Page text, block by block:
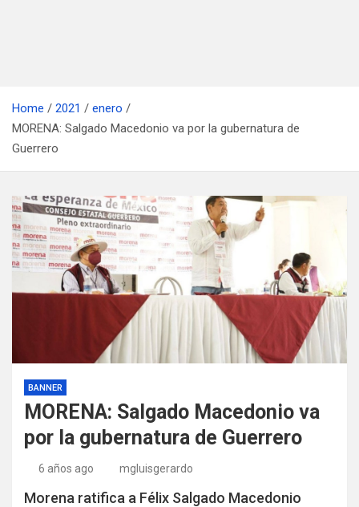
Home 2021
enero
MORENA: Salgado Macedonio va por la gubernatura de
Guerrero
BANNER
MORENA: Salgado Macedonio va
por la gubernatura de Guerrero
6 años ago mgluisgerardo
Morena ratifica a Félix Salgado Macedonio